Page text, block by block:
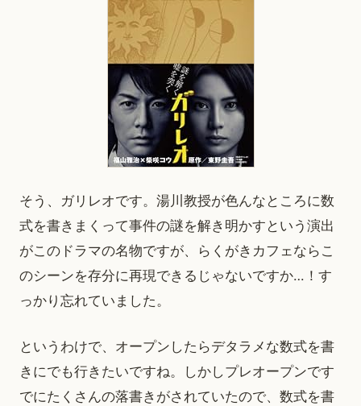
そう、ガリレオです。湯川教授が色んなところに数
式を書きまくって事件の謎を解き明かすという演出
がこのドラマの名物ですが、らくがきカフェならこ
のシーンを存分に再現できるじゃないですか…！す
っかり忘れていました。
というわけで、オープンしたらデタラメな数式を書
きにでも行きたいですね。しかしプレオープンです
でにたくさんの落書きがされていたので、数式を書